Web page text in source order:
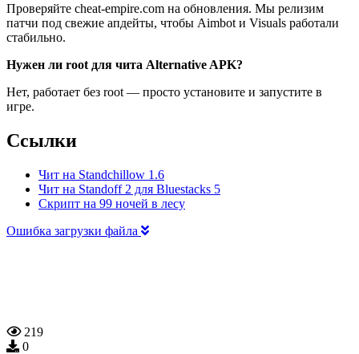
Проверяйте cheat-empire.com на обновления. Мы релизим
патчи под свежие апдейты, чтобы Aimbot и Visuals работали
стабильно.
Нужен ли root для чита Alternative APK?
Нет, работает без root — просто установите и запустите в
игре.
Ссылки
Чит на Standchillow 1.6
Чит на Standoff 2 для Bluestacks 5
Скрипт на 99 ночей в лесу
Ошибка загрузки файла
219
0